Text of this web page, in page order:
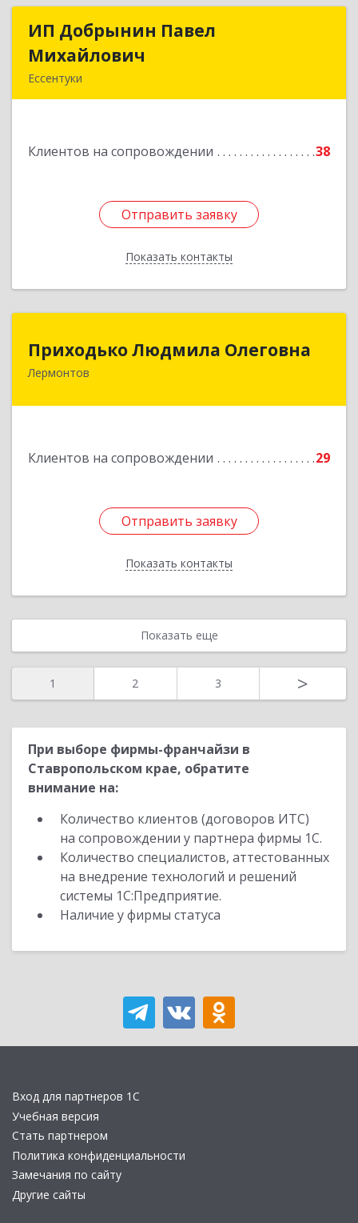
ИП Добрынин Павел
Михайлович
Ессентуки
Клиентов на сопровождении 38
Отправить заявку
Показать контакты
ИП Добрынин Павел
Отправить заявку
Назад
Приходько Людмила Олеговна
Лермонтов
Клиентов на сопровождении 29
Отправить заявку
Показать контакты
357341, Лермонтов г, П.Лумумбы ул, дом №
Отправить заявку
Назад
Показать еще
1 2 3 >
При выборе фирмы-франчайзи в
Ставропольском крае, обратите
внимание на:
Количество клиентов (договоров ИТС)
на сопровождении у партнера фирмы 1С.
Количество специалистов, аттестованных
на внедрение технологий и решений
системы 1С:Предприятие.
Наличие у фирмы статуса
Вход для партнеров 1С
Учебная версия
Стать партнером
Политика конфиденциальности
Замечания по сайту
Другие сайты